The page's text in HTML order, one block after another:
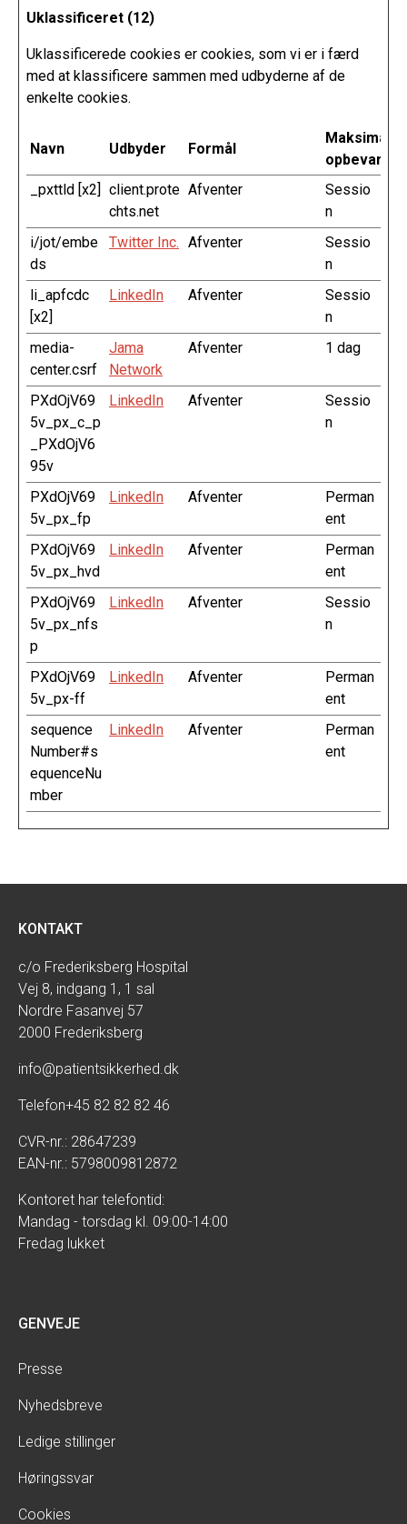
Uklassificeret (12)
Uklassificerede cookies er cookies, som vi er i færd
med at klassificere sammen med udbyderne af de
enkelte cookies.
Navn Udbyder Formål
Maksimal
_pxttld [x2] client.prote
chts.net
Afventer
Sessio
n
i/jot/embe
ds
Twitter Inc. Afventer
Sessio
n
li_apfcdc
[x2]
LinkedIn Afventer
Sessio
n
media-
center.csrf
Jama
Network
Afventer 1 dag
PXdOjV69
5v_px_c_p
_PXdOjV6
95v
LinkedIn Afventer
Sessio
n
PXdOjV69
5v_px_fp
LinkedIn Afventer
Perman
ent
PXdOjV69
5v_px_hvd
LinkedIn Afventer
Perman
ent
PXdOjV69
5v_px_nfs
p
LinkedIn Afventer
Sessio
n
PXdOjV69
5v_px-ff
LinkedIn Afventer
Perman
ent
sequence
Number#s
equenceNu
mber
LinkedIn Afventer
Perman
ent
KONTAKT
c/o Frederiksberg Hospital
Vej 8, indgang 1, 1 sal
Nordre Fasanvej 57
2000 Frederiksberg
info@patientsikkerhed.dk
Telefon+45 82 82 82 46
CVR-nr.: 28647239
EAN-nr.: 5798009812872
Kontoret har telefontid:
Mandag - torsdag kl. 09:00-14:00
Fredag lukket
GENVEJE
Presse
Nyhedsbreve
Ledige stillinger
Høringssvar
Cookies